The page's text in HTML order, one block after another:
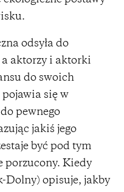
odsyła do
aktorzy i aktorki
do swoich
się w
pewnego
jakiś jego
być pod tym
porzucony. Kiedy
Dolny) opisuje, jakby